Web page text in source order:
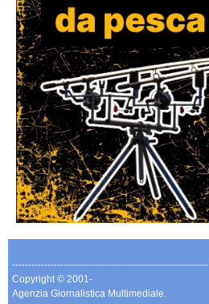
-------------------------------------------------------------
Copyright © 2001-
Agenzia Giornalistica Multimediale.